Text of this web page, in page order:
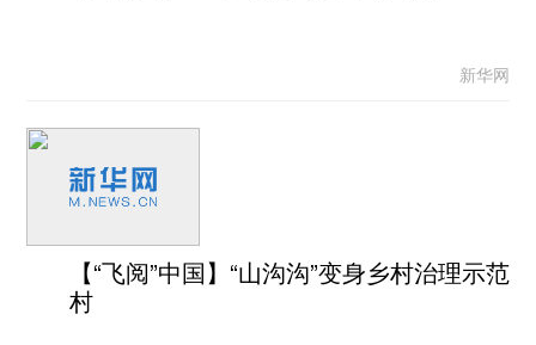
新华网
【“飞阅”中国】“山沟沟”变身乡村治理示范
村